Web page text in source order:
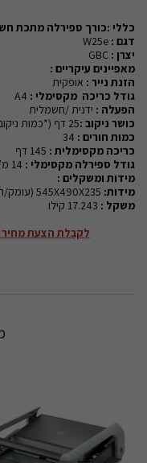
כללי :כורך ספירלה מתכת
דגם : W25e
יצרן : GBC
מאפיינים עיקריים :
הזנת נייר : אופקית
גודל כריכה מקסימלי : A4
הפעלה : ידנית /חשמלית
כושר ניקוב :25 דף (*כמות ניקוב
כמות חורים : 34
כריכה מקסימלית : 145 דף
גודל ספירלה מקסימלי : 14
מידות ומשקלים :
מידות: 545X490X235 (עומק/רוחב/גובה)
משקל : 17.243 קילו
לקבלת הצעת